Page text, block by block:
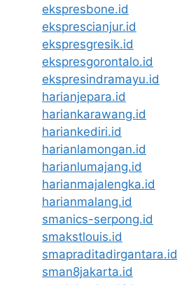
ekspresbone.id
eksprescianjur.id
ekspresgresik.id
ekspresgorontalo.id
ekspresindramayu.id
harianjepara.id
hariankarawang.id
hariankediri.id
harianlamongan.id
harianlumajang.id
harianmajalengka.id
harianmalang.id
smanics-serpong.id
smakstlouis.id
smapraditadirgantara.id
sman8jakarta.id